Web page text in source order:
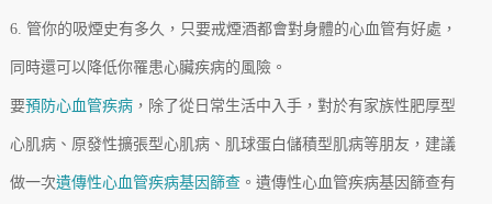
6. 管你的吸煙史有多久，只要戒煙酒都會對身體的心血管有好處，
同時還可以降低你罹患心臟疾病的風險。
要預防心血管疾病，除了從日常生活中入手，對於有家族性肥厚型
心肌病、原發性擴張型心肌病、肌球蛋白儲積型肌病等朋友，建議
做一次遺傳性心血管疾病基因篩查。遺傳性心血管疾病基因篩查有